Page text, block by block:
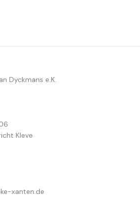
Dyckmans e.K.
Kleve
xanten.de